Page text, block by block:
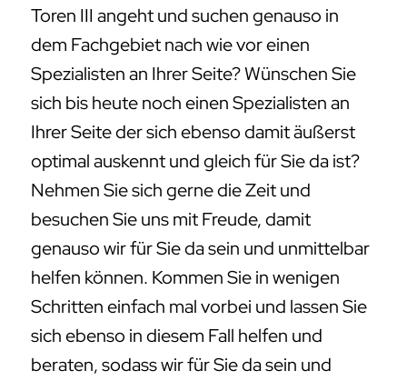
Toren III angeht und suchen genauso in
dem Fachgebiet nach wie vor einen
Spezialisten an Ihrer Seite? Wünschen Sie
sich bis heute noch einen Spezialisten an
Ihrer Seite der sich ebenso damit äußerst
optimal auskennt und gleich für Sie da ist?
Nehmen Sie sich gerne die Zeit und
besuchen Sie uns mit Freude, damit
genauso wir für Sie da sein und unmittelbar
helfen können. Kommen Sie in wenigen
Schritten einfach mal vorbei und lassen Sie
sich ebenso in diesem Fall helfen und
beraten, sodass wir für Sie da sein und